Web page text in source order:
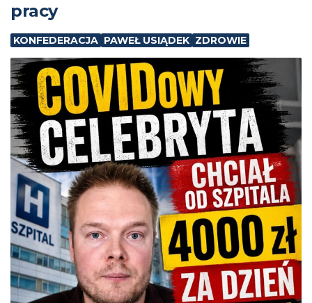
pracy
KONFEDERACJA PAWEŁ USIĄDEK ZDROWIE